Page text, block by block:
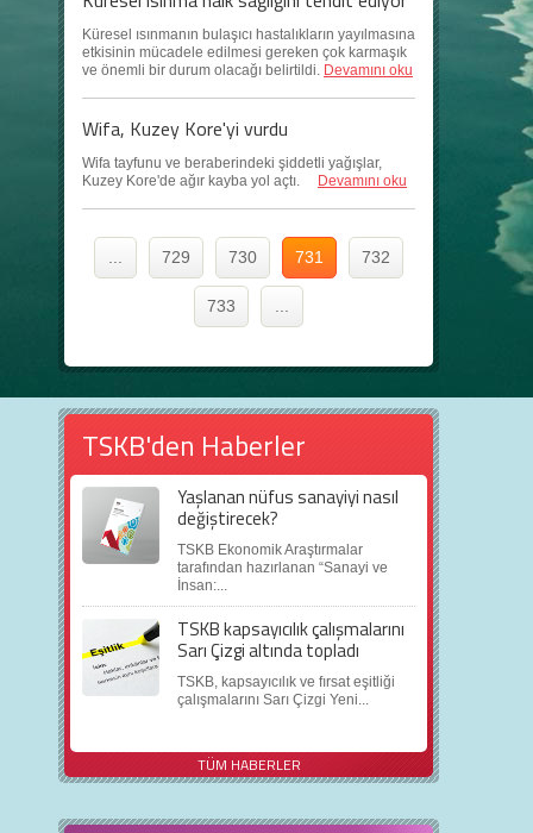
Küresel ısınmanın bulaşıcı hastalıkların yayılmasına
etkisinin mücadele edilmesi gereken çok karmaşık
ve önemli bir durum olacağı belirtildi. Devamını oku
Wifa, Kuzey Kore'yi vurdu
Wifa tayfunu ve beraberindeki şiddetli yağışlar,
Kuzey Kore'de ağır kayba yol açtı.
Devamını oku
729 730 731 732
733
TSKB'den Haberler
Yaşlanan nüfus sanayiyi nasıl
değiştirecek?
TSKB Ekonomik Araştırmalar
tarafından hazırlanan “Sanayi ve
İnsan:...
TSKB kapsayıcılık çalışmalarını
Sarı Çizgi altında topladı
TSKB, kapsayıcılık ve fırsat eşitliği
çalışmalarını Sarı Çizgi Yeni...
TÜM HABERLER